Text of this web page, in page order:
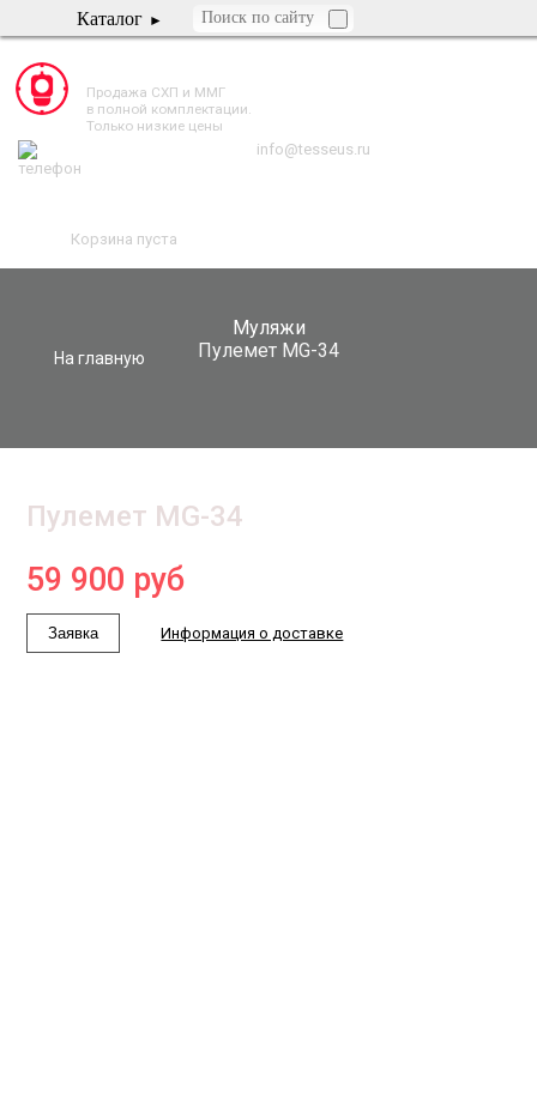
Каталог
Продажа СХП и ММГ
в полной комплектации.
Только низкие цены
info@tesseus.ru
Корзина пуста
Муляжи
Пулемет MG-34
На главную
Пулемет MG-34
59 900 руб
Заявка Информация о доставке